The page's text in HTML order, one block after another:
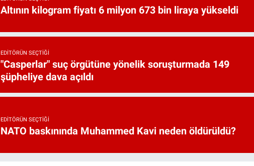
Altının kilogram fiyatı 6 milyon 673 bin liraya yükseldi
EDITÖRÜN SEÇTIĞI
"Casperlar" suç örgütüne yönelik soruşturmada 149
şüpheliye dava açıldı
EDITÖRÜN SEÇTIĞI
NATO baskınında Muhammed Kavi neden öldürüldü?